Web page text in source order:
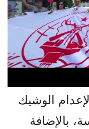
الوشيك
بالإضافة